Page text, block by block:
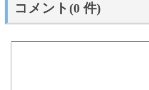
コメント(0 件)